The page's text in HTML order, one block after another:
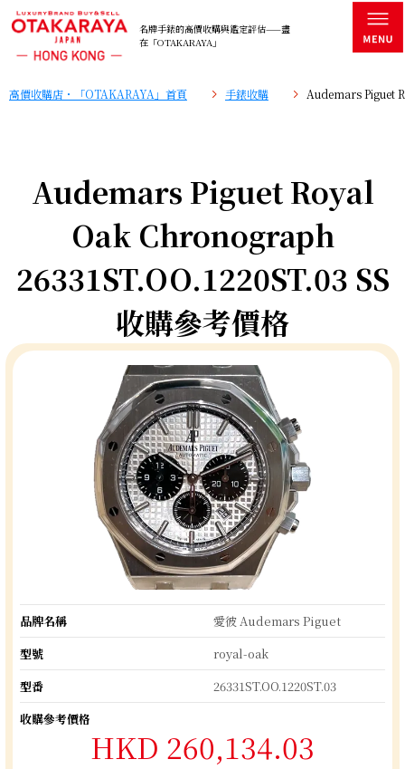
名牌手錶的高價收購與鑑定評估——盡
在「OTAKARAYA」
高價收購店・「OTAKARAYA」首頁 手錶收購 Audemars Piguet
Audemars Piguet Royal
Oak Chronograph
26331ST.OO.1220ST.03 SS
收購參考價格
品牌名稱
愛彼 Audemars Piguet
型號
royal-oak
型番
26331ST.OO.1220ST.03
收購參考價格
HKD 260,134.03